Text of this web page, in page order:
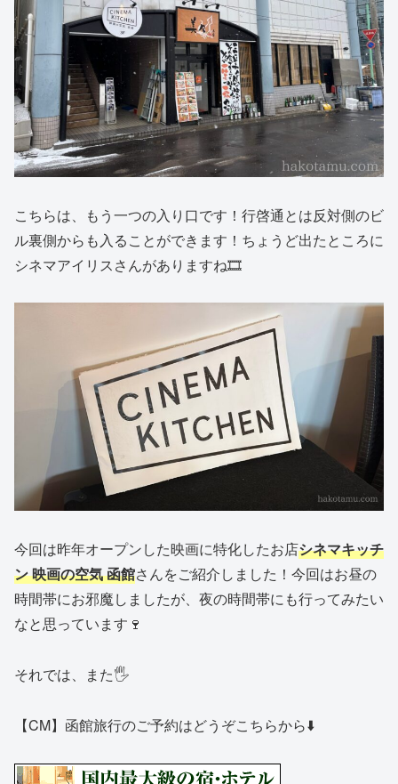
こちらは、もう一つの入り口です！行啓通とは反対側のビ
ル裏側からも入ることができます！ちょうど出たところに
シネマアイリスさんがありますね🎞️
今回は昨年オープンした映画に特化したお店シネマキッチ
ン 映画の空気 函館さんをご紹介しました！今回はお昼の
時間帯にお邪魔しましたが、夜の時間帯にも行ってみたい
なと思っています🍷
それでは、また🖐️
【CM】函館旅行のご予約はどうぞこちらから⬇️